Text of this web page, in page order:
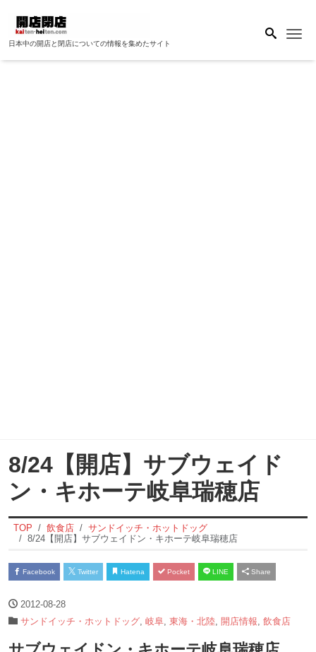
日本中の開店と閉店についての情報を集めたサイト
8/24【開店】サブウェイド
ン・キホーテ岐阜瑞穂店
TOP 飲食店
サンドイッチ・ホットドッグ
8/24【開店】サブウェイドン・キホーテ岐阜瑞穂店
Facebook Twitter Hatena Pocket LINE Share
2012-08-28
サンドイッチ・ホットドッグ 岐阜 東海・北陸 開店情報 飲食店